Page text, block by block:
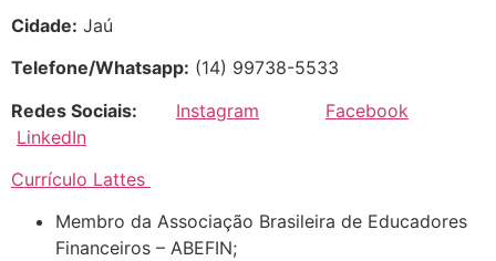
Cidade: Jaú
Telefone/Whatsapp: (14) 99738-5533
Redes Sociais:
Instagram
Facebook
LinkedIn
Currículo Lattes
Membro da Associação Brasileira de Educadores
Financeiros – ABEFIN;